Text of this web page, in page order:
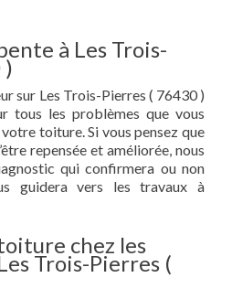
à Les Trois-
)
sur Les Trois-Pierres ( 76430 )
tous les problèmes que vous
toiture. Si vous pensez que
repensée et améliorée, nous
qui confirmera ou non
guidera vers les travaux à
chez les
Trois-Pierres (